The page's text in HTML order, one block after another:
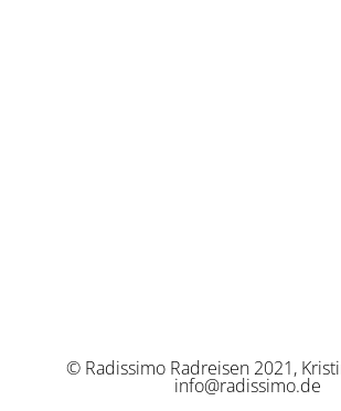
© Radissimo Radreisen 2021,
info@radissimo.de